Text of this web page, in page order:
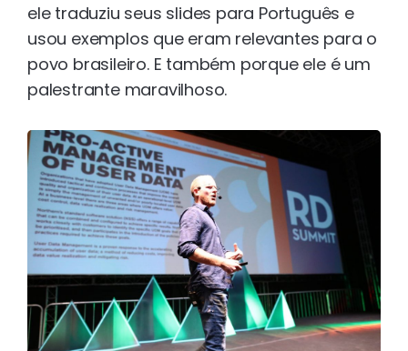
ele traduziu seus slides para Português e
usou exemplos que eram relevantes para o
povo brasileiro. E também porque ele é um
palestrante maravilhoso.